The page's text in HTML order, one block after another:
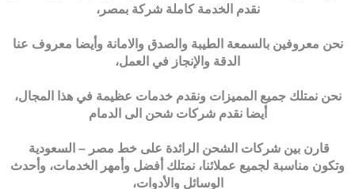
نقدم الخدمة كاملة شركة بمصر،
نحن معروفين بالسمعة الطيبة والصدق والامانة وأيضا معروف عنا
الدقة والإنجاز في العمل،
نحن نمتلك جميع المميزات ونقدم خدمات عظيمة في هذا المجال،
أيضا نقدم شركات شحن الى الدمام
قارن بين شركات الشحن الرائدة على خط مصر – السعودية
وتكون مناسبة لجميع عملائنا، نمتلك أفضل وأمهر الخدمات، وأحدث
الوسائل والأدوات،